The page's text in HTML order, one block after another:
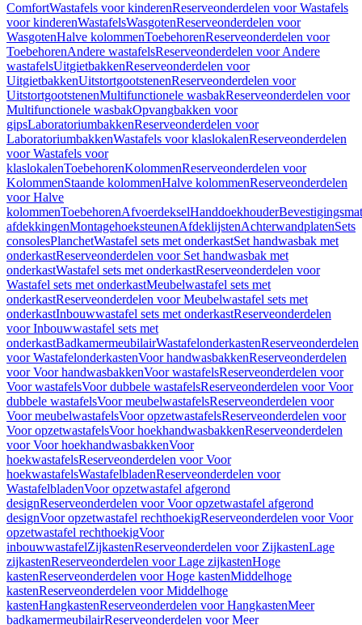
ComfortWastafels voor kinderenReserveonderdelen voor Wastafels
voor kinderenWastafelsWasgotenReserveonderdelen voor
WasgotenHalve kolommenToebehorenReserveonderdelen voor
ToebehorenAndere wastafelsReserveonderdelen voor Andere
wastafelsUitgietbakkenReserveonderdelen voor
UitgietbakkenUitstortgootstenenReserveonderdelen voor
UitstortgootstenenMultifunctionele wasbakReserveonderdelen voor
Multifunctionele wasbakOpvangbakken voor
gipsLaboratoriumbakkenReserveonderdelen voor
LaboratoriumbakkenWastafels voor klaslokalenReserveonderdelen
voor Wastafels voor
klaslokalenToebehorenKolommenReserveonderdelen voor
KolommenStaande kolommenHalve kolommenReserveonderdelen
voor Halve
kolommenToebehorenAfvoerdekselHanddoekhouder
afdekkingenMontagehoeksteunenAfdeklijstenAchterwandplatenSets
consolesPlanchetWastafel sets met onderkastSet handwasbak met
onderkastReserveonderdelen voor Set handwasbak met
onderkastWastafel sets met onderkastReserveonderdelen voor
Wastafel sets met onderkastMeubelwastafel sets met
onderkastReserveonderdelen voor Meubelwastafel sets met
onderkastInbouwwastafel sets met onderkastReserveonderdelen
voor Inbouwwastafel sets met
onderkastBadkamermeubilairWastafelonderkastenReserveonderdelen
voor WastafelonderkastenVoor handwasbakkenReserveonderdelen
voor Voor handwasbakkenVoor wastafelsReserveonderdelen voor
Voor wastafelsVoor dubbele wastafelsReserveonderdelen voor Voor
dubbele wastafelsVoor meubelwastafelsReserveonderdelen voor
Voor meubelwastafelsVoor opzetwastafelsReserveonderdelen voor
Voor opzetwastafelsVoor hoekhandwasbakkenReserveonderdelen
voor Voor hoekhandwasbakkenVoor
hoekwastafelsReserveonderdelen voor Voor
hoekwastafelsWastafelbladenReserveonderdelen voor
WastafelbladenVoor opzetwastafel afgerond
designReserveonderdelen voor Voor opzetwastafel afgerond
designVoor opzetwastafel rechthoekigReserveonderdelen voor Voor
opzetwastafel rechthoekigVoor
inbouwwastafelZijkastenReserveonderdelen voor ZijkastenLage
zijkastenReserveonderdelen voor Lage zijkastenHoge
kastenReserveonderdelen voor Hoge kastenMiddelhoge
kastenReserveonderdelen voor Middelhoge
kastenHangkastenReserveonderdelen voor HangkastenMeer
badkamermeubilairReserveonderdelen voor Meer